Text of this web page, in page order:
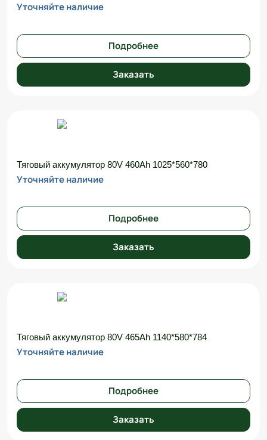
Уточняйте наличие
Подробнее
Заказать
Тяговый аккумулятор 80V 460Ah 1025*560*780
Уточняйте наличие
Подробнее
Заказать
Тяговый аккумулятор 80V 465Ah 1140*580*784
Уточняйте наличие
Подробнее
Заказать